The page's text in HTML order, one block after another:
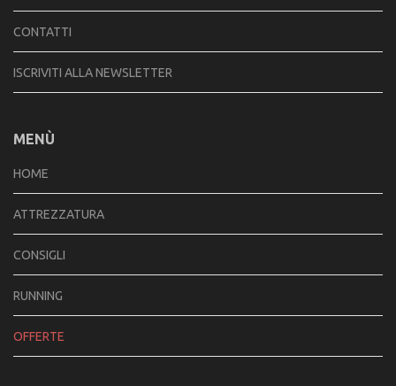
CONTATTI
ISCRIVITI ALLA NEWSLETTER
MENÙ
HOME
ATTREZZATURA
CONSIGLI
RUNNING
OFFERTE